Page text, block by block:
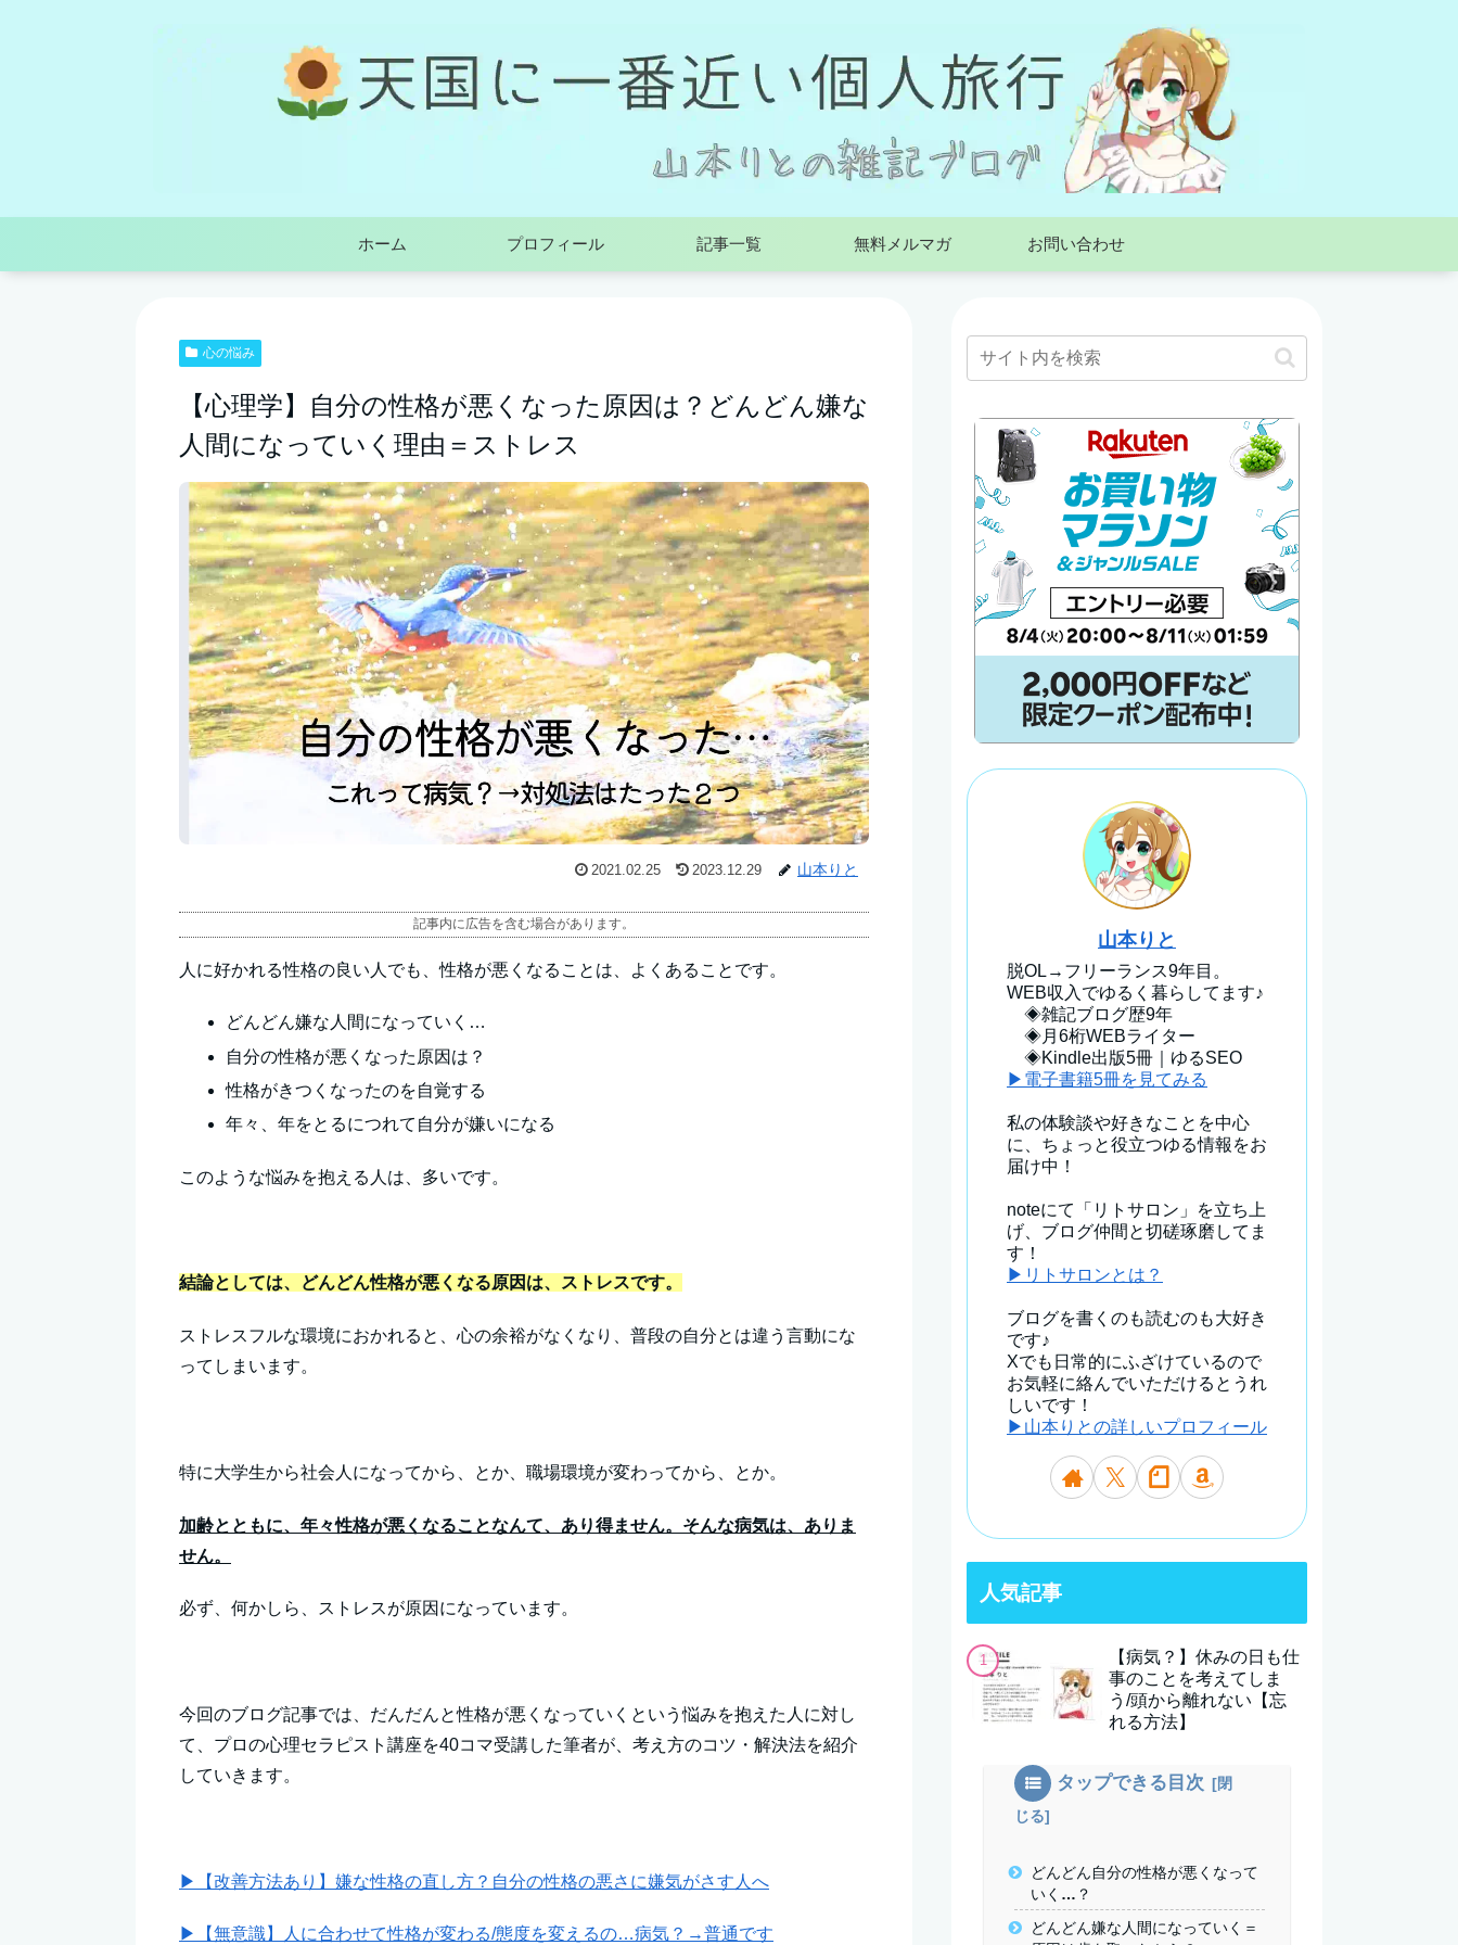
ホーム プロフィール 記事一覧 無料メルマガ お問い合わせ
心の悩み
【心理学】自分の性格が悪くなった原因は？どんどん嫌な
人間になっていく理由＝ストレス
2021.02.25 2023.12.29 山本りと
記事内に広告を含む場合があります。
人に好かれる性格の良い人でも、性格が悪くなることは、よくあることです。
どんどん嫌な人間になっていく…
自分の性格が悪くなった原因は？
性格がきつくなったのを自覚する
年々、年をとるにつれて自分が嫌いになる
このような悩みを抱える人は、多いです。
結論としては、どんどん性格が悪くなる原因は、ストレスです。
ストレスフルな環境におかれると、心の余裕がなくなり、普段の自分とは違う言動にな
ってしまいます。
特に大学生から社会人になってから、とか、職場環境が変わってから、とか。
加齢とともに、年々性格が悪くなることなんて、あり得ません。そんな病気は、ありま
せん。
必ず、何かしら、ストレスが原因になっています。
今回のブログ記事では、だんだんと性格が悪くなっていくという悩みを抱えた人に対し
て、プロの心理セラピスト講座を40コマ受講した筆者が、考え方のコツ・解決法を紹介
していきます。
▶【改善方法あり】嫌な性格の直し方？自分の性格の悪さに嫌気がさす人へ
▶【無意識】人に合わせて性格が変わる/態度を変えるの…病気？→普通です
山本りと
脱OL→フリーランス9年目。
WEB収入でゆるく暮らしてます♪
◈雑記ブログ歴9年
◈月6桁WEBライター
◈Kindle出版5冊｜ゆるSEO
▶電子書籍5冊を見てみる
私の体験談や好きなことを中心
に、ちょっと役立つゆる情報をお
届け中！
noteにて「リトサロン」を立ち上
げ、ブログ仲間と切磋琢磨してま
す！
▶リトサロンとは？
ブログを書くのも読むのも大好き
です♪
Xでも日常的にふざけているので
お気軽に絡んでいただけるとうれ
しいです！
▶山本りとの詳しいプロフィール
人気記事
【病気？】休みの日も仕
事のことを考えてしま
う/頭から離れない【忘
れる方法】
タップできる目次
どんどん自分の性格が悪くなって
いく…？
どんどん嫌な人間になっていく＝